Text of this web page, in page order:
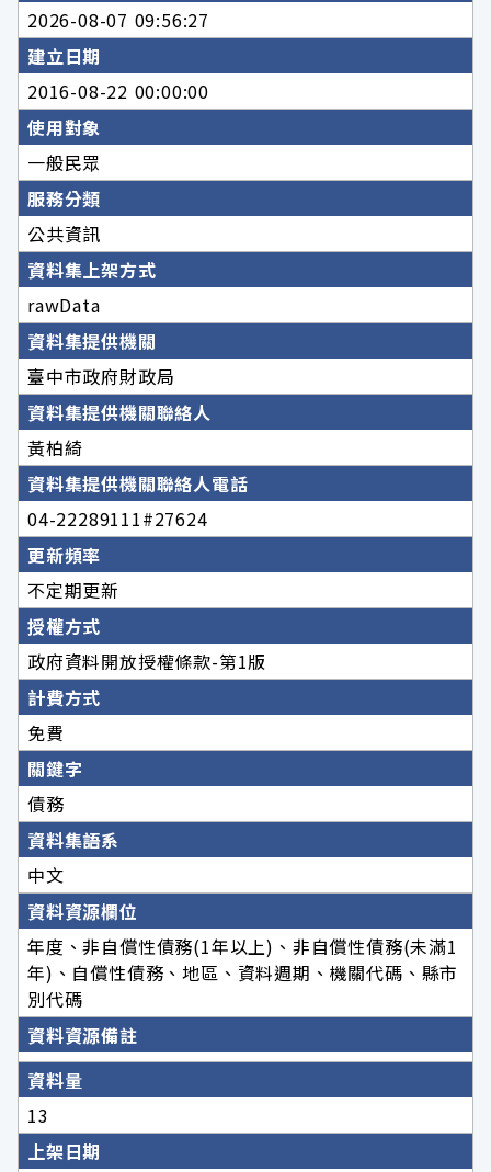
2026-08-07 09:56:27
建立日期
2016-08-22 00:00:00
使用對象
一般民眾
服務分類
公共資訊
資料集上架方式
rawData
資料集提供機關
臺中市政府財政局
資料集提供機關聯絡人
黃柏綺
資料集提供機關聯絡人電話
04-22289111#27624
更新頻率
不定期更新
授權方式
政府資料開放授權條款-第1版
計費方式
免費
關鍵字
債務
資料集語系
中文
資料資源欄位
年度、非自償性債務(1年以上)、非自償性債務(未滿1
年)、自償性債務、地區、資料週期、機關代碼、縣市
別代碼
資料資源備註
資料量
13
上架日期